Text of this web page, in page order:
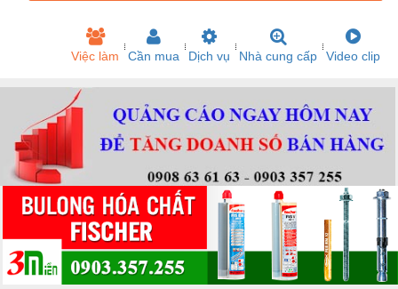
Việc làm Cần mua Dịch vụ Nhà cung cấp Video clip